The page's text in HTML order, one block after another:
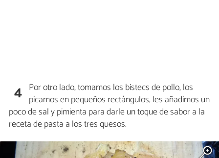
4 Por otro lado, tomamos los bistecs de pollo, los
picamos en pequeños rectángulos, les añadimos un
poco de sal y pimienta para darle un toque de sabor a la
receta de pasta a los tres quesos.